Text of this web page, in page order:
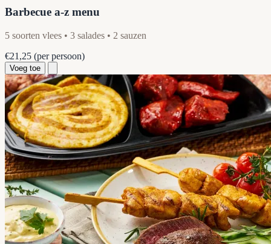
Barbecue a-z menu
5 soorten vlees • 3 salades • 2 sauzen
€21,25 (per persoon)
Voeg toe